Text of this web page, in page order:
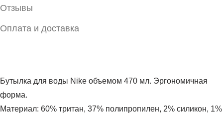
Отзывы
Оплата и доставка
Бутылка для воды Nike объемом 470 мл. Эргономичная
форма.
Материал: 60% тритан, 37% полипропилен, 2% силикон, 1%